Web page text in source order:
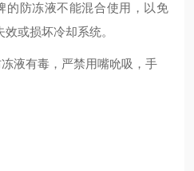
的防冻液不能混合使用，以免
或损坏冷却系统。
液有毒，严禁用嘴吮吸，手